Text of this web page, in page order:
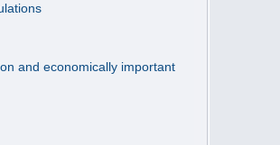
and economically important